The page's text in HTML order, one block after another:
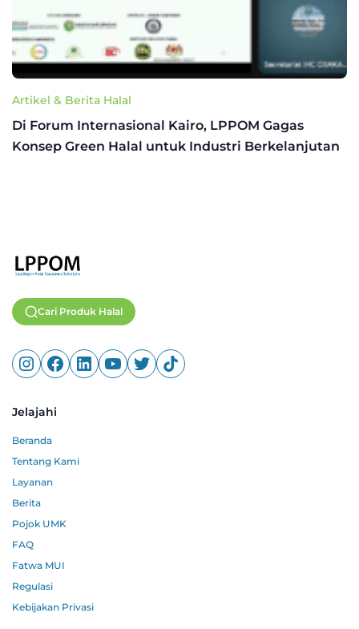
Artikel & Berita Halal
Di Forum Internasional Kairo, LPPOM Gagas
Konsep Green Halal untuk Industri Berkelanjutan
Cari Produk Halal
Jelajahi
Beranda
Tentang Kami
Layanan
Berita
Pojok UMK
FAQ
Fatwa MUI
Regulasi
Kebijakan Privasi